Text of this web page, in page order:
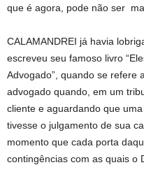
que é agora, pode não ser
CALAMANDREI já havia
escreveu seu famoso livro
Advogado”, quando se refere
advogado quando, em um
cliente e aguardando que
tivesse o julgamento de sua
momento que cada porta
contingências com as quais o